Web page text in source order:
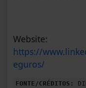
Website:
https://
eguros/
FONTE/CRÉDITOS: